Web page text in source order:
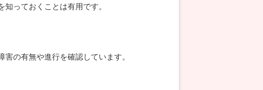
っておくことは有用です。
の有無や進行を確認しています。